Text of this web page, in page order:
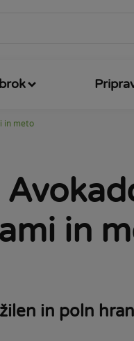
in meto
in
in poln